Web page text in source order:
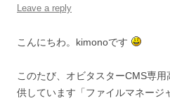
Leave a reply
こんにちわ。kimonoです
このたび、オビタスターCMS専
供しています「ファイルマネージ